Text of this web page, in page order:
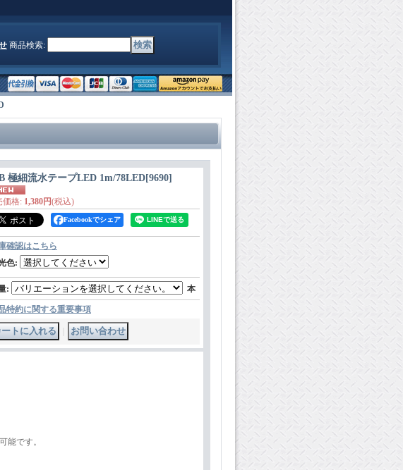
商品検索:
極細流水テープLED 1m/78LED[9690]
価格: 1,380円(税込)
Facebookでシェア
確認はこちら
色:
: 本
特約に関する重要事項
能です。